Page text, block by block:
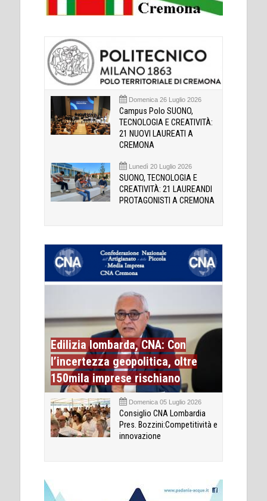
Domenica 26 Luglio 2026
Campus Polo SUONO,
TECNOLOGIA E CREATIVITÀ:
21 NUOVI LAUREATI A
CREMONA
Lunedì 20 Luglio 2026
SUONO, TECNOLOGIA E
CREATIVITÀ: 21 LAUREANDI
PROTAGONISTI A CREMONA
Edilizia lombarda, CNA: Con
l’incertezza geopolitica, oltre
150mila imprese rischiano
Domenica 05 Luglio 2026
Consiglio CNA Lombardia
Pres. Bozzini:Competitività e
innovazione